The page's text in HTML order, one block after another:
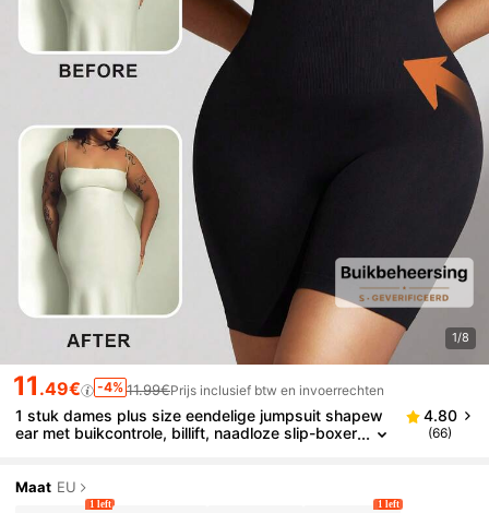
1/8
11 .49€ -4% 11.99€Prijs inclusief btw en invoerrechten
1 stuk dames plus size eendelige jumpsuit shapew
ear met buikcontrole, billift, naadloze slip-boxer
4.80
(66)
Maat EU
1 left 1 left